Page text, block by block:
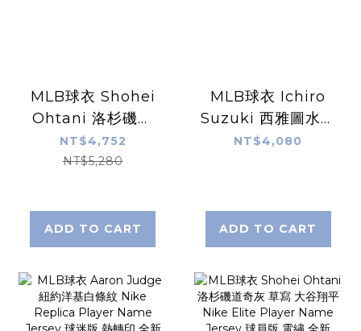
MLB球衣 Shohei
Ohtani 洛杉磯道
奇白 大谷翔平
Nike Limited
轉印 全新
NT$4,752
NT$5,280
ADD TO CART
MLB球衣 Ichiro
Suzuki 西雅圖水手
深藍 鈴木一朗
迷版 熱轉印 全新
NT$4,080
ADD TO CART